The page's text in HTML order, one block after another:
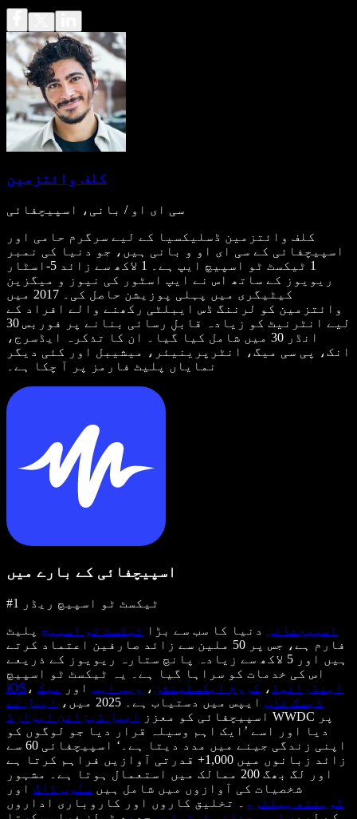
کلف وائتزمین
سی ای او / بانی، اسپیچفائی
کلف وائتزمین ڈسلیکسیا کے لیے سرگرم حامی اور
اسپیچفائی کے سی ای او و بانی ہیں، جو دنیا کی نمبر
1 ٹیکسٹ ٹو اسپیچ ایپ ہے۔ 1 لاکھ سے زائد 5-اسٹار
ریویوز کے ساتھ اس نے ایپ اسٹور کی نیوز و میگزین
کیٹیگری میں پہلی پوزیشن حاصل کی۔ 2017 میں
وائتزمین کو لرننگ ڈس ایبلٹی رکھنے والے افراد کے
لیے انٹرنیٹ کو زیادہ قابلِ رسائی بنانے پر فوربس 30
انڈر 30 میں شامل کیا گیا۔ ان کا تذکرہ ایڈسرج،
انک، پی سی میگ، انٹرپرینیئر، میشیبل اور کئی دیگر
نمایاں پلیٹ فارمز پر آ چکا ہے۔
اسپیچفائی کے بارے میں
#1 ٹیکسٹ ٹو اسپیچ ریڈر
اسپیچفائی دنیا کا سب سے بڑا ٹیکسٹ ٹو اسپیچ پلیٹ
فارم ہے، جس پر 50 ملین سے زائد صارفین اعتماد کرتے
ہیں اور 5 لاکھ سے زیادہ پانچ ستارہ ریویوز کے ذریعے
اس کی خدمات کو سراہا گیا ہے۔ یہ ٹیکسٹ ٹو اسپیچ
iOS ، اینڈرائیڈ ، کروم ایکسٹینشن ، ویب ایپ اور
میک
ڈیسک ٹاپ ایپس میں دستیاب ہے۔ 2025 میں،
ایپل نے
اسپیچفائی کو معزز
ایپل ڈیزائن ایوارڈ
WWDC پر
دیا اور اسے ’ایک اہم وسیلہ قرار دیا جو لوگوں کو
اپنی زندگی جینے میں مدد دیتا ہے۔‘ اسپیچفائی 60 سے
زائد زبانوں میں 1,000+ قدرتی آوازیں فراہم کرتا ہے
اور لگ بھگ 200 ممالک میں استعمال ہوتا ہے۔ مشہور
شخصیات کی آوازوں میں شامل ہیں سنُوپ ڈاگ اور
گوینتھ پیلٹرو
۔ تخلیق کاروں اور کاروباری اداروں